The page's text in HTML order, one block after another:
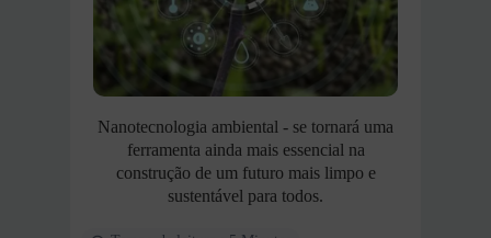
Nanotecnologia ambiental - se tornará uma
ferramenta ainda mais essencial na
construção de um futuro mais limpo e
sustentável para todos.